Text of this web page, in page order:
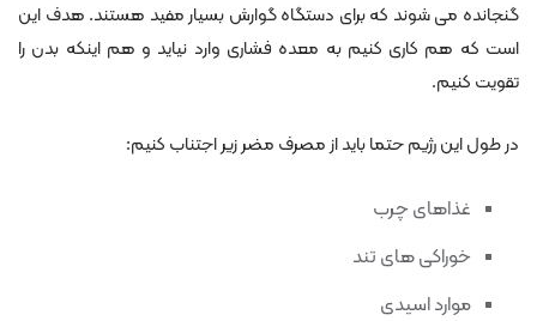
گنجانده می شوند که برای دستگاه گوارش بسیار مفید هستند. هدف این
است که هم کاری کنیم به معده فشاری وارد نیاید و هم اینکه بدن را
تقویت کنیم.
در طول این رژیم حتما باید از مصرف مضر زیر اجتناب کنیم:
غذاهای چرب
خوراکی های تند
موارد اسیدی